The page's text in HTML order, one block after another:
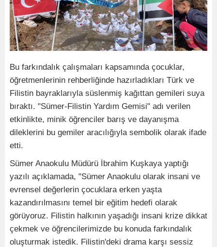
Bu farkındalık çalışmaları kapsamında çocuklar,
öğretmenlerinin rehberliğinde hazırladıkları Türk ve
Filistin bayraklarıyla süslenmiş kağıttan gemileri suya
bıraktı. "Sümer-Filistin Yardım Gemisi" adı verilen
etkinlikte, minik öğrenciler barış ve dayanışma
dileklerini bu gemiler aracılığıyla sembolik olarak ifade
etti.
Sümer Anaokulu Müdürü İbrahim Kuşkaya yaptığı
yazılı açıklamada, "Sümer Anaokulu olarak insani ve
evrensel değerlerin çocuklara erken yaşta
kazandırılmasını temel bir eğitim hedefi olarak
görüyoruz. Filistin halkının yaşadığı insani krize dikkat
çekmek ve öğrencilerimizde bu konuda farkındalık
oluşturmak istedik. Filistin'deki drama karşı sessiz